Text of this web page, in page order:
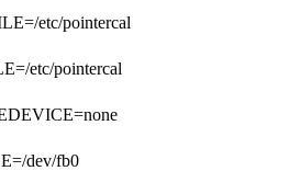
etc/pointercal
etc/pointercal
dev/fb0